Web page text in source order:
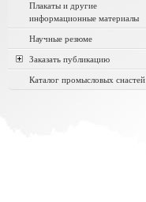
Плакаты и другие
информационные материалы
Научные резюме
Заказать публикацию
Каталог промысловых снастей